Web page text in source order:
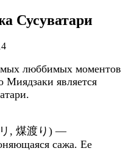
Сусуватари
люббимых моментов
Миядзаки является
, 煤渡り ) —
сажа. Ее